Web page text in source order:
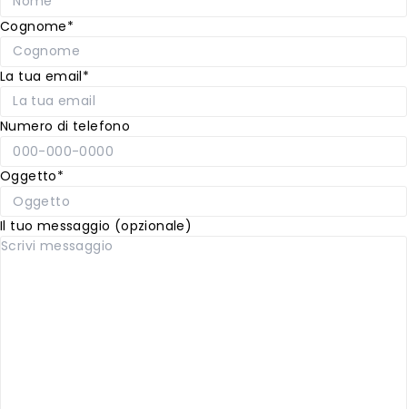
Cognome*
La tua email*
Numero di telefono
Oggetto*
Il tuo messaggio (opzionale)